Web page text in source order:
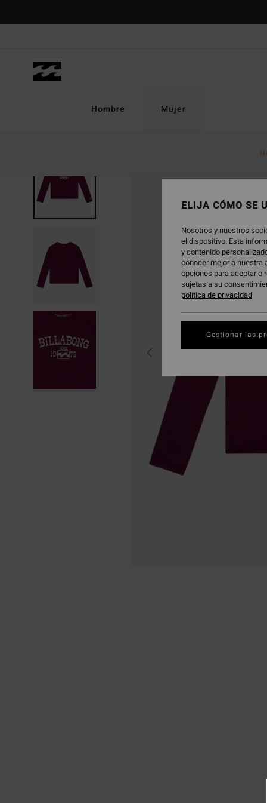
producto
Hombre Mujer
ELIJA CÓMO SE
Nosotros y nuestros
el dispositivo. Esta
y contenido
conocer mejor a nuestra
opciones para aceptar o
sujetas a su
política de privacidad
Gestionar las